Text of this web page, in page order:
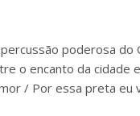
poderosa do
o encanto da cidade
/ Por essa preta eu